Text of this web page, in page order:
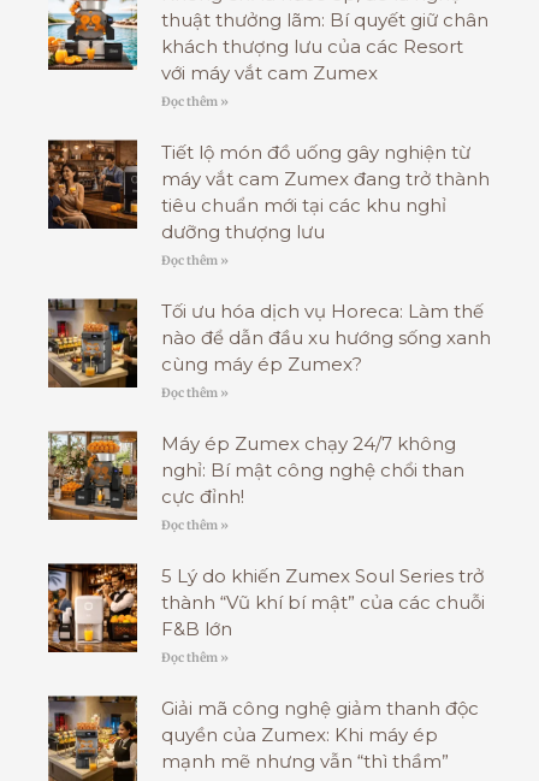
thuật thưởng lãm: Bí quyết giữ chân
khách thượng lưu của các Resort
với máy vắt cam Zumex
Đọc thêm »
Tiết lộ món đồ uống gây nghiện từ
máy vắt cam Zumex đang trở thành
tiêu chuẩn mới tại các khu nghỉ
dưỡng thượng lưu
Đọc thêm »
Tối ưu hóa dịch vụ Horeca: Làm thế
nào để dẫn đầu xu hướng sống xanh
cùng máy ép Zumex?
Đọc thêm »
Máy ép Zumex chạy 24/7 không
nghỉ: Bí mật công nghệ chổi than
cực đỉnh!
Đọc thêm »
5 Lý do khiến Zumex Soul Series trở
thành “Vũ khí bí mật” của các chuỗi
F&B lớn
Đọc thêm »
Giải mã công nghệ giảm thanh độc
quyền của Zumex: Khi máy ép
mạnh mẽ nhưng vẫn “thì thầm”